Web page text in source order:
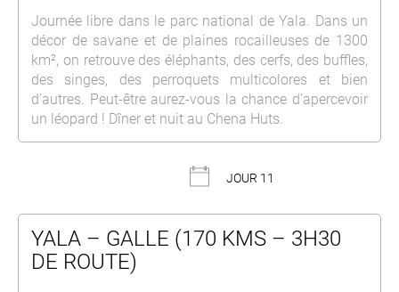
Journée libre dans le parc national de Yala. Dans un
décor de savane et de plaines rocailleuses de 1300
km², on retrouve des éléphants, des cerfs, des buffles,
des singes, des perroquets multicolores et bien
d’autres. Peut-être aurez-vous la chance d’apercevoir
un léopard ! Dîner et nuit au Chena Huts.
JOUR 11
YALA – GALLE (170 KMS – 3H30
DE ROUTE)